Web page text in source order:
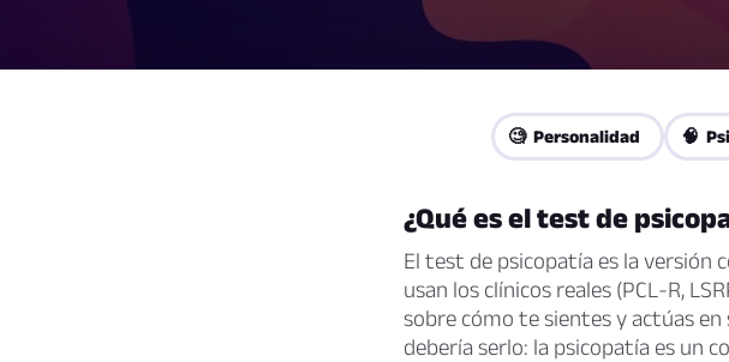
🧐 Personalidad 🧠
¿Qué es el test de
El test de psicopatía es la versión
usan los clínicos reales (PCL-R,
sobre cómo te sientes y actúas
debería serlo: la psicopatía es un